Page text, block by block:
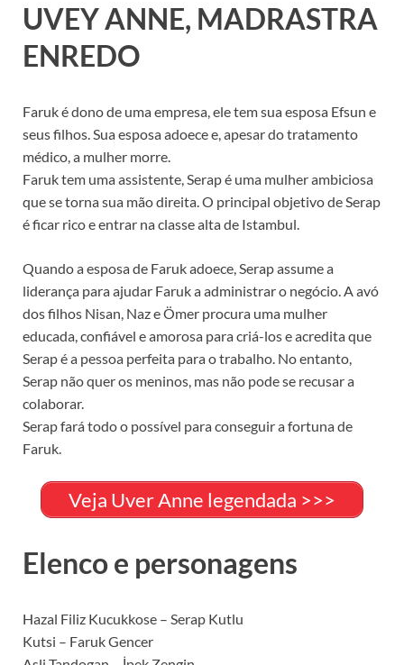
UVEY ANNE, MADRASTRA
ENREDO
Faruk é dono de uma empresa, ele tem sua esposa Efsun e
seus filhos. Sua esposa adoece e, apesar do tratamento
médico, a mulher morre.
Faruk tem uma assistente, Serap é uma mulher ambiciosa
que se torna sua mão direita. O principal objetivo de Serap
é ficar rico e entrar na classe alta de Istambul.
Quando a esposa de Faruk adoece, Serap assume a
liderança para ajudar Faruk a administrar o negócio. A avó
dos filhos Nisan, Naz e Ömer procura uma mulher
educada, confiável e amorosa para criá-los e acredita que
Serap é a pessoa perfeita para o trabalho. No entanto,
Serap não quer os meninos, mas não pode se recusar a
colaborar.
Serap fará todo o possível para conseguir a fortuna de
Faruk.
Veja Uver Anne legendada >>>
Elenco e personagens
Hazal Filiz Kucukkose – Serap Kutlu
Kutsi – Faruk Gencer